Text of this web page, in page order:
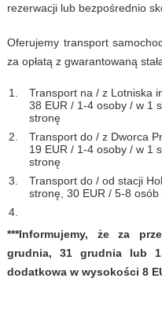
rezerwacji lub bezpośrednio
Oferujemy transport
za opłatą z gwarantowaną
Transport na / z Lotniska
38 EUR / 1-4 osoby / w 1
stronę
Transport do / z Dworca
19 EUR / 1-4 osoby / w 1
stronę
Transport do / od stacji
stronę, 30 EUR / 5-8
***Informujemy, że za
grudnia, 31 grudnia lub
dodatkowa w wysokości 8